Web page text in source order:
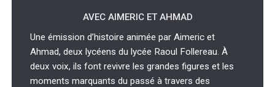
AVEC AIMERIC ET AHMAD
Une émission d’histoire animée par Aimeric et
Ahmad, deux lycéens du lycée Raoul Follereau. À
deux voix, ils font revivre les grandes figures et les
moments marquants du passé à travers des